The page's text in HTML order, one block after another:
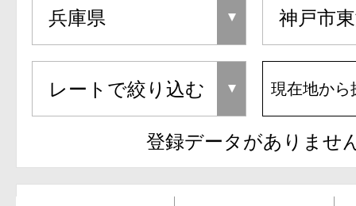
現在地から
登録データがありませ